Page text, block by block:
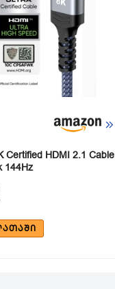
Certified HDMI 2.1 Cable
144Hz